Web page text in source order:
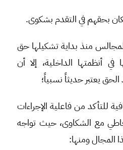
بحقهم في التقدم بشكوى.
منذ بداية تشكيلها حق
أنظمتها الداخلية، إلا أن
يعتبر حديثاً نسبياً؛
للتأكد من فاعلية الإجراءات
مع الشكاوى، حيث تواجه
المجال ومنها: